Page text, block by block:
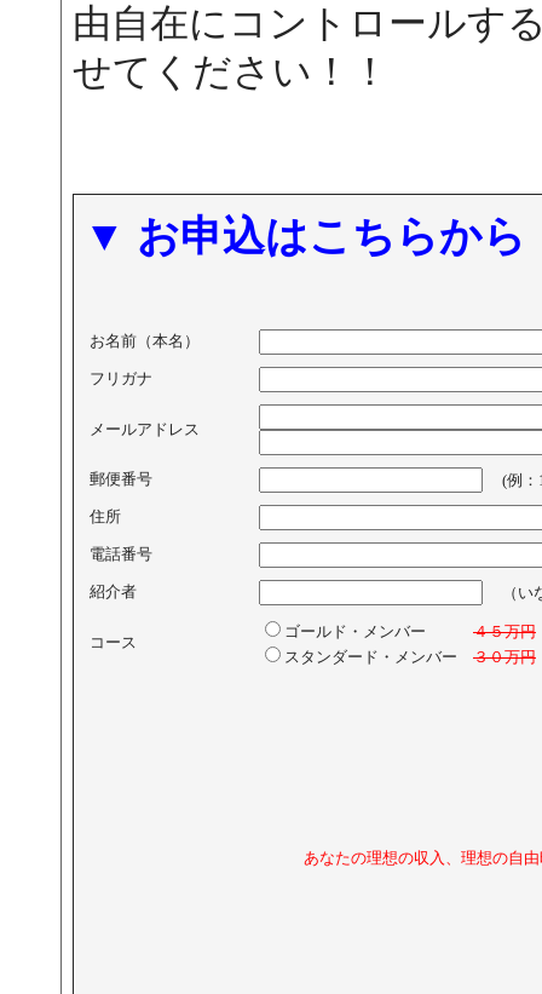
由自在にコントロールす
せてください！！
▼ お申込はこちらから
お名前（本名）
フリガナ
メールアドレス
郵便番号
(例：
住所
電話番号
紹介者 （い
コース
ゴールド・メンバー ４５万円
スタンダード・メンバー ３０万円
あなたの理想の収入、理想の自